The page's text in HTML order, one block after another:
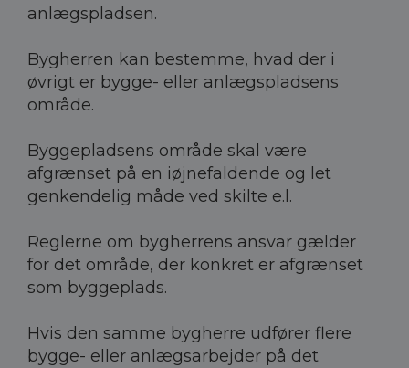
anlægspladsen.
Bygherren kan bestemme, hvad der i
øvrigt er bygge- eller anlægspladsens
område.
Byggepladsens område skal være
afgrænset på en iøjnefaldende og let
genkendelig måde ved skilte e.l.
Reglerne om bygherrens ansvar gælder
for det område, der konkret er afgrænset
som byggeplads.
Hvis den samme bygherre udfører flere
bygge- eller anlægsarbejder på det